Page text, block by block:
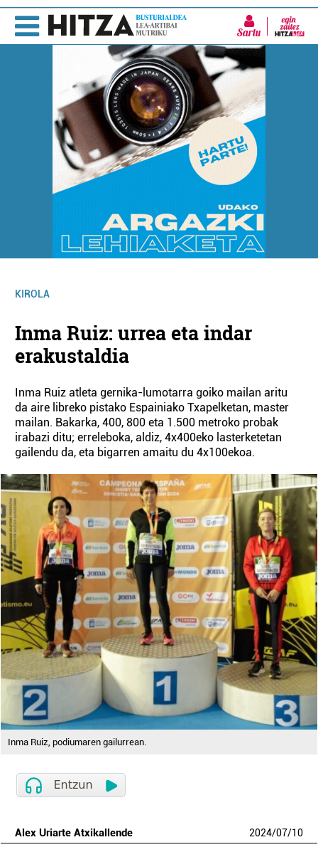
Sartu
KIROLA
Inma Ruiz: urrea eta indar
erakustaldia
Inma Ruiz atleta gernika-lumotarra goiko mailan aritu
da aire libreko pistako Espainiako Txapelketan, master
mailan. Bakarka, 400, 800 eta 1.500 metroko probak
irabazi ditu; erreleboka, aldiz, 4x400eko lasterketetan
gailendu da, eta bigarren amaitu du 4x100ekoa.
Inma Ruiz, podiumaren gailurrean.
Alex Uriarte Atxikallende 2024/07/10